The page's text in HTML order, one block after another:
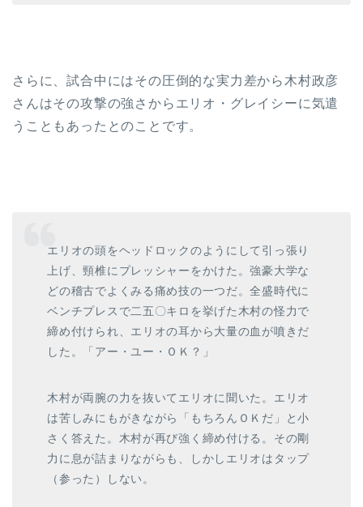
さらに、試合中にはその圧倒的な実力差から木村政彦
さんはその攻撃の強さからエリオ・グレイシーに気遣
うこともあったとのことです。
エリオの頭をヘッドロックのようにして引っ張り
上げ、頸椎にプレッシャーをかけた。強豪大学な
どの稽古でよくみる痛め技の一つだ。全盛時代に
ベンチプレスで二五〇キロを挙げた木村の怪力で
締め付けられ、エリオの耳から大量の血が噴きだ
した。「アー・ユー・ＯＫ？」
木村が両腕の力を抜いてエリオに聞いた。エリオ
は苦しみにもがきながら「もちろんＯＫだ」と小
さく答えた。木村が再び強く締め付ける。その剛
力に息が詰まりながらも、しかしエリオはタップ
（参った）しない。